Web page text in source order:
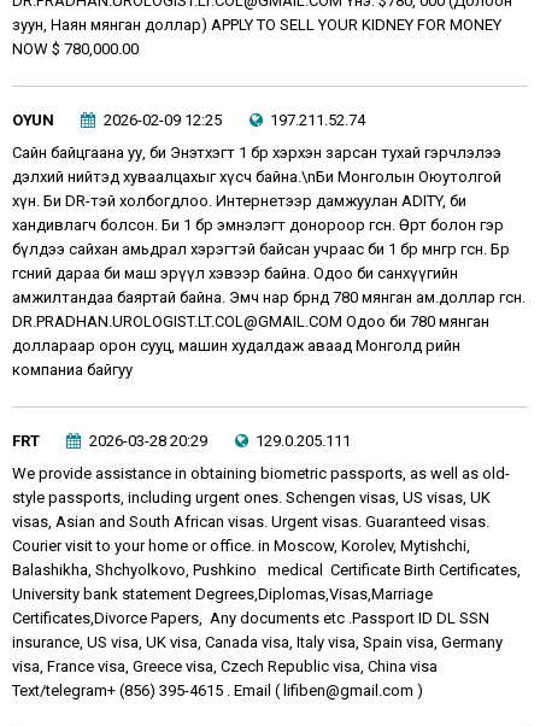
зуун, Наян мянган доллар) APPLY TO SELL YOUR KIDNEY FOR MONEY
NOW $ 780,000.00
OYUN 2026-02-09 12:25
197.211.52.74
Сайн байцгаана уу, би Энэтхэгт 1 бөөрөө хэрхэн зарсан тухай гэрчлэлээ
дэлхий нийтэд хуваалцахыг хүсч байна.\nБи Монголын Оюутолгой
хүн. Би DR-тэй холбогдлоо. Интернетээр дамжуулан ADITY, би
хандивлагч болсон. Би 1 бөөрөө эмнэлэгт донороор өгсөн. Өөртөө болон гэр
бүлдээ сайхан амьдрал хэрэгтэй байсан учраас би 1 бөөрөө мөнгөөр өгсөн. Бөөрөө
өгсний дараа би маш эрүүл хэвээр байна. Одоо би санхүүгийн
амжилтандаа баяртай байна. Эмч нар бөөрөнд 780 мянган ам.доллар өгсөн.
DR.PRADHAN.UROLOGIST.LT.COL@GMAIL.COM Одоо би 780 мянган
доллараар орон сууц, машин худалдаж аваад Монголд өөрийн
компаниа байгуу
FRT 2026-03-28 20:29
129.0.205.111
We provide assistance in obtaining biometric passports, as well as old-
style passports, including urgent ones. Schengen visas, US visas, UK
visas, Asian and South African visas. Urgent visas. Guaranteed visas.
Courier visit to your home or office. in Moscow, Korolev, Mytishchi,
Balashikha, Shchyolkovo, Pushkino medical Certificate Birth Certificates,
University bank statement Degrees,Diplomas,Visas,Marriage
Certificates,Divorce Papers, Any documents etc .Passport ID DL SSN
insurance, US visa, UK visa, Canada visa, Italy visa, Spain visa, Germany
visa, France visa, Greece visa, Czech Republic visa, China visa
Text/telegram+ ‪(856) 395-4615‬ . Email ( lifiben@gmail.com )